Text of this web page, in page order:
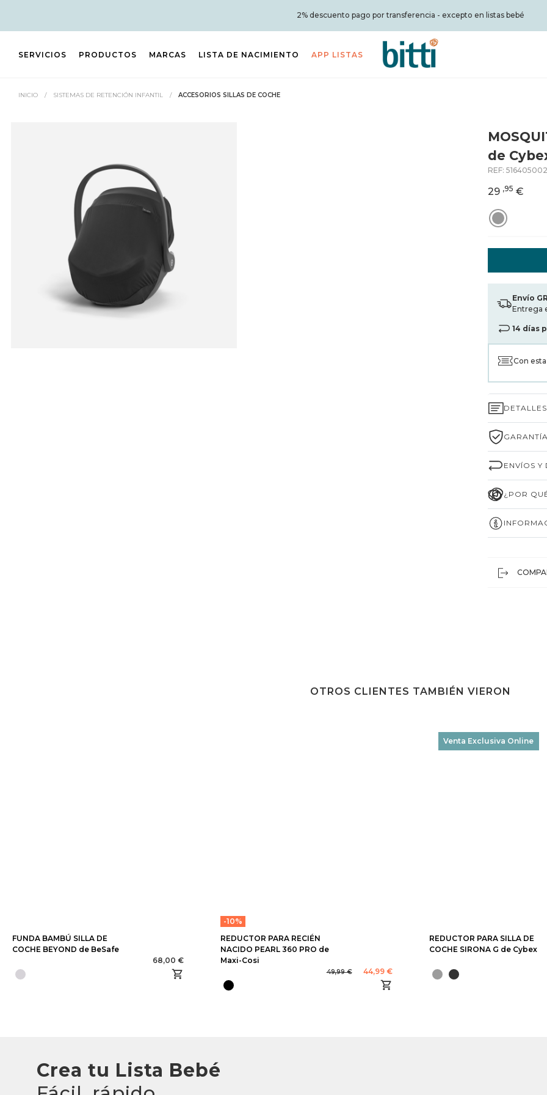
2% descuento pago por transferencia - excepto en listas bebé
SERVICIOS PRODUCTOS MARCAS LISTA DE NACIMIENTO APP LISTAS
INICIO / SISTEMAS DE RETENCIÓN INFANTIL / ACCESORIOS SILLAS DE COCHE
de
REF: 516405002
29 ,95 €
Envío
Entrega
14 días
Con
ENVÍOS Y
¿POR
OTROS CLIENTES TAMBIÉN VIERON
FUNDA BAMBÚ SILLA DE
COCHE BEYOND de BeSafe
68,00 €
-10%
REDUCTOR PARA RECIÉN
NACIDO PEARL 360 PRO de
Maxi-Cosi
49,99 € 44,99 €
Venta Exclusiva Online
REDUCTOR PARA SILLA DE
COCHE SIRONA G de Cybex
Crea tu Lista Bebé